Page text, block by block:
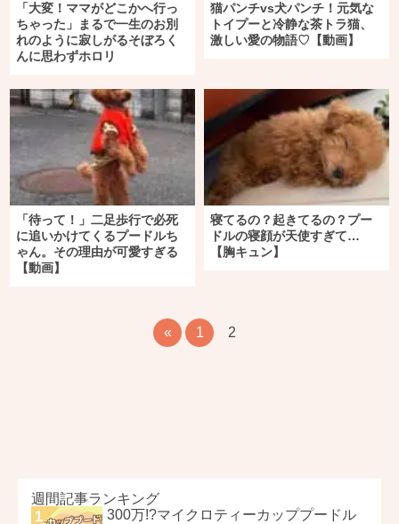
「大変！ママがどこかへ行っ
ちゃった」まるで一生のお別
れのように寂しがるそぼろく
んに思わずホロリ
猫パンチvs犬パンチ！元気な
トイプーと冷静な茶トラ猫、
激しい愛の物語♡【動画】
「待って！」二足歩行で必死
に追いかけてくるプードルち
ゃん。その理由が可愛すぎる
【動画】
寝てるの？起きてるの？プー
ドルの寝顔が天使すぎて…
【胸キュン】
« 1 2
週間記事ランキング
300万!?マイクロティーカッププードル